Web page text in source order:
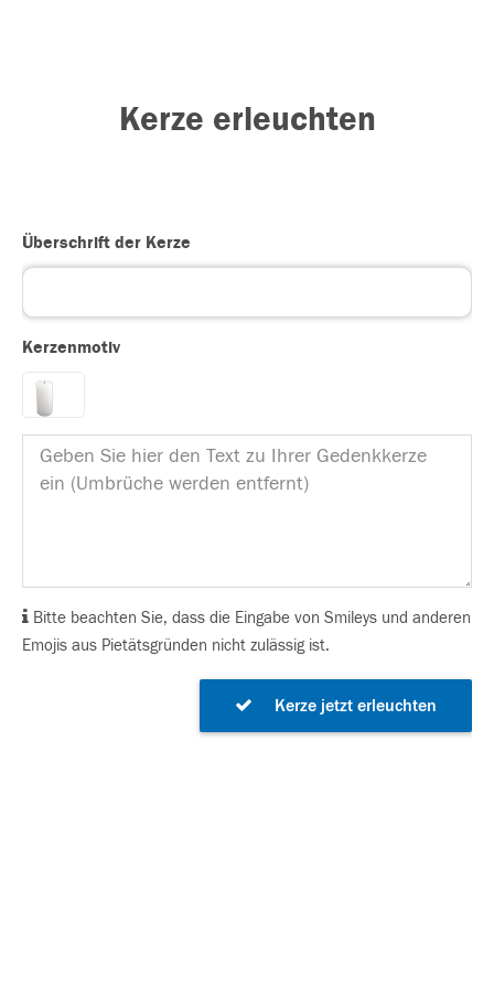
Kerze erleuchten
Überschrift der Kerze
Kerzenmotiv
Bitte beachten Sie, dass die Eingabe von Smileys und anderen
Emojis aus Pietätsgründen nicht zulässig ist.
Kerze jetzt erleuchten